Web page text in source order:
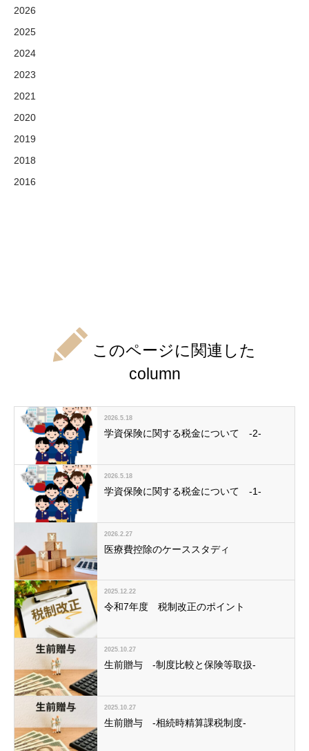
2026
2025
2024
2023
2021
2020
2019
2018
2016
このページに関連した
column
2026.5.18
学資保険に関する税金について -2-
2026.5.18
学資保険に関する税金について -1-
2026.2.27
医療費控除のケーススタディ
2025.12.22
令和7年度 税制改正のポイント
2025.10.27
生前贈与 -制度比較と保険等取扱-
2025.10.27
生前贈与 -相続時精算課税制度-